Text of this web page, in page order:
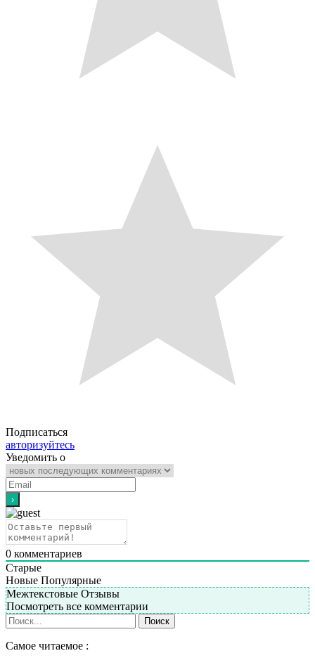
Подписаться
авторизуйтесь
Уведомить о
0 комментариев
Старые
Новые Популярные
Межтекстовые Отзывы
Посмотреть все комментарии
Самое читаемое :